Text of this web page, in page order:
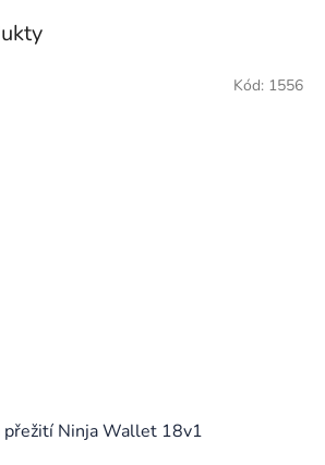
přežití Ninja Wallet 18v1
Kód: 1556